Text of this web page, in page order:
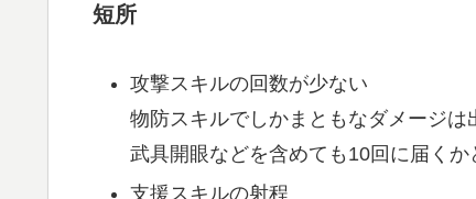
短所
攻撃スキルの回数が少ない
物防スキルでしかまともなダメージは
武具開眼などを含めても10回に届くか
支援スキルの射程